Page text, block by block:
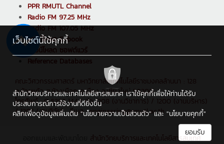
PPR RMUTL Channel
Radio FM 97.25 MHz
Radio FM 107.05 MHz
ดาวน์โหลด E-book
ดาวน์โหลด ซอฟต์แวร์
Reference Databases
คณะวิศวกรรมศาสตร์ มหาวิทยาลัยเทคโนโลยีราชมงคลล้านนา : 128
ถ.ห้วยแก้ว ต.ช้างเผือก อ.เมือง จ.เชียงใหม่ 50300
โทรศัพท์ : 0 5392 1444 ต่อ 1208 (งานวิชาการ) / 1200 (งานบริหาร)
/ 1205 (งานวิจัย) , อีเมล : engineering@rmutl.ac.th
เว็บไซต์นี้ใช้คุกกี้
สำนักวิทยบริการและเทคโนโลยีสารสนเทศ เราใช้คุกกี้เพื่อให้ท่านได้รับ
ประสบการณ์การใช้งานที่ดียิ่งขึ้น
คลิกเพื่อดูข้อมูลเพิ่มเติม "นโยบายความเป็นส่วนตัว" และ "นโยบายคุกกี้"
ยอมรับ
สำนักวิทยบริการและเทคโนโลยีสารสนเทศ